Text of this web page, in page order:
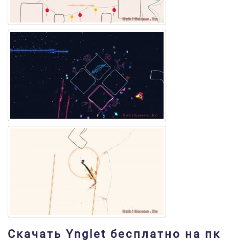
Скачать Ynglet бесплатно на пк